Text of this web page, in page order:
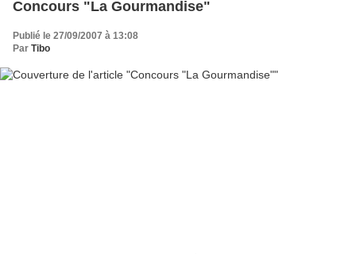
Concours "La Gourmandise"
Publié le 27/09/2007 à 13:08
Par Tibo